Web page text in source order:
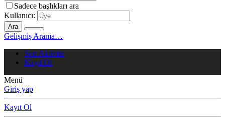
Sadece başlıkları ara
Kullanıcı:
Ara
Gelişmiş Arama…
Son Aktivite
Kayıt Ol
Menü
Giriş yap
Kayıt Ol